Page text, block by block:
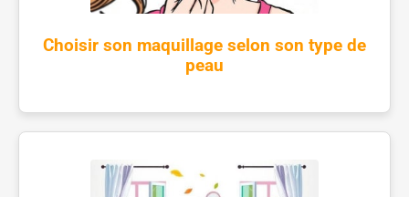
Choisir son maquillage selon son type de
peau